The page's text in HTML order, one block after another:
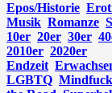
Epos/Historie
Musik Romanze
10er 20er 30er
2010er 2020er
Endzeit
LGBTQ